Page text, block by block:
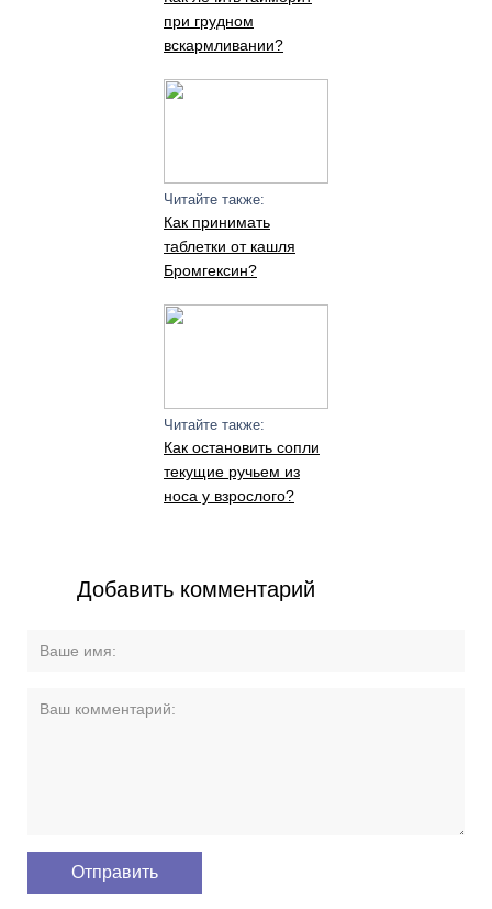
при грудном
вскармливании?
Читайте также:
Как принимать
таблетки от кашля
Бромгексин?
Читайте также:
Как остановить сопли
текущие ручьем из
носа у взрослого?
Добавить комментарий